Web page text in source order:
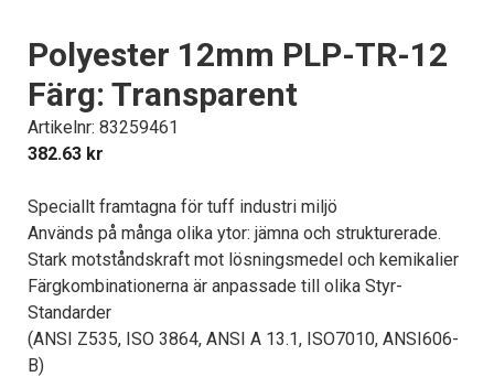
Polyester 12mm PLP-TR-12
Färg: Transparent
Artikelnr: 83259461
382.63 kr
Speciallt framtagna för tuff industri miljö
Används på många olika ytor: jämna och strukturerade.
Stark motståndskraft mot lösningsmedel och kemikalier
Färgkombinationerna är anpassade till olika Styr-
Standarder
(ANSI Z535, ISO 3864, ANSI A 13.1, ISO7010, ANSI606-
B)